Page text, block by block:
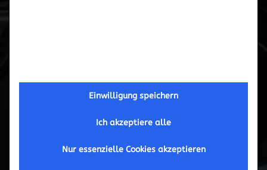
Einwilligung speichern
Ich akzeptiere alle
Nur essenzielle Cookies akzeptieren